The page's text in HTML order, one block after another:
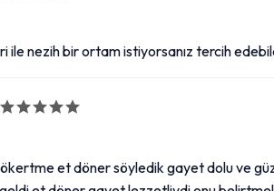
ile nezih bir ortam istiyorsanız tercih
et döner söyledik gayet dolu ve